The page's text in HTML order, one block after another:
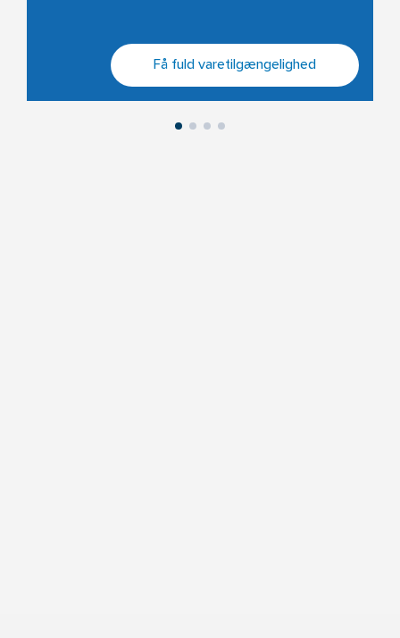
Få fuld varetilgængelighed